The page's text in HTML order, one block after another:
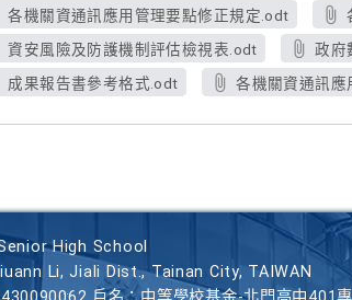
各機關資通訊應用管理要點修正規定.odt
資安風險及防護機制評估檢視表.odt
政府
成果報告書參考格式.odt
各機關資通訊
High School
Li, Jiali Dist., Tainan City, TAIWAN